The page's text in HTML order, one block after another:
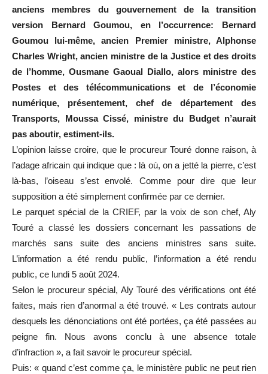
anciens membres du gouvernement de la transition
version Bernard Goumou, en l’occurrence: Bernard
Goumou lui-même, ancien Premier ministre, Alphonse
Charles Wright, ancien ministre de la Justice et des droits
de l’homme, Ousmane Gaoual Diallo, alors ministre des
Postes et des télécommunications et de l’économie
numérique, présentement, chef de département des
Transports, Moussa Cissé, ministre du Budget n’aurait
pas aboutir, estiment-ils.
L’opinion laisse croire, que le procureur Touré donne raison, à
l’adage africain qui indique que : là où, on a jetté la pierre, c’est
là-bas, l’oiseau s’est envolé. Comme pour dire que leur
supposition a été simplement confirmée par ce dernier.
Le parquet spécial de la CRIEF, par la voix de son chef, Aly
Touré a classé les dossiers concernant les passations de
marchés sans suite des anciens ministres sans suite.
L’information a été rendu public, l’information a été rendu
public, ce lundi 5 août 2024.
Selon le procureur spécial, Aly Touré des vérifications ont été
faites, mais rien d’anormal a été trouvé. « Les contrats autour
desquels les dénonciations ont été portées, ça été passées au
peigne fin. Nous avons conclu à une absence totale
d’infraction », a fait savoir le procureur spécial.
Puis: « quand c’est comme ça, le ministère public ne peut rien